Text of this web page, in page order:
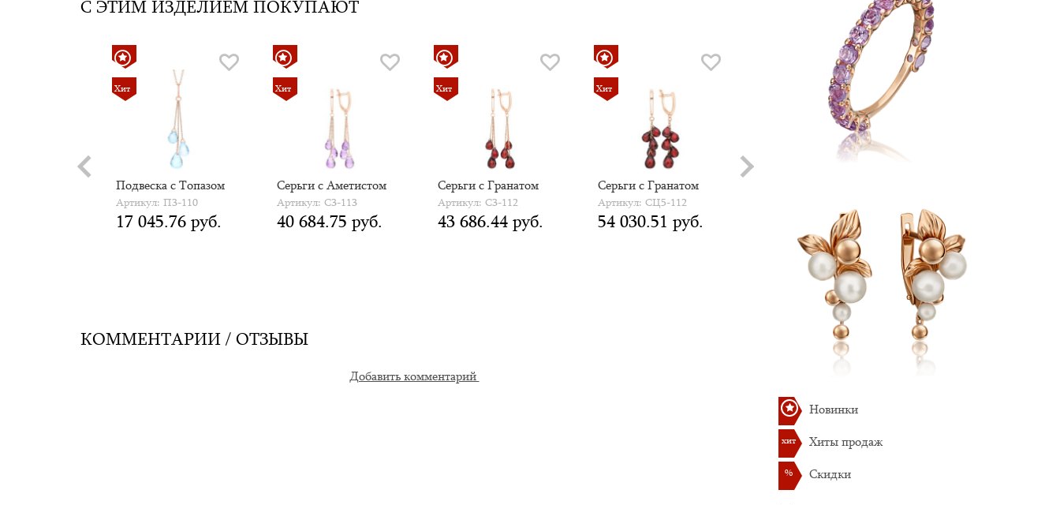
С ЭТИМ ИЗДЕЛИЕМ ПОКУПАЮТ
Хит
Подвеска с Топазом
Артикул: П3-110
17 045.76 руб.
Хит
Серьги с Аметистом
Артикул: С3-113
40 684.75 руб.
Хит
Серьги с Гранатом
Артикул: С3-112
43 686.44 руб.
Хит
Серьги с Гранатом
Артикул: СЦ5-112
54 030.51 руб. 12 478.81 руб. Артикул: П-111
12 478.81 руб.
КОММЕНТАРИИ / ОТЗЫВЫ
Добавить комментарий
Новинки
хит Хиты продаж
% Скидки